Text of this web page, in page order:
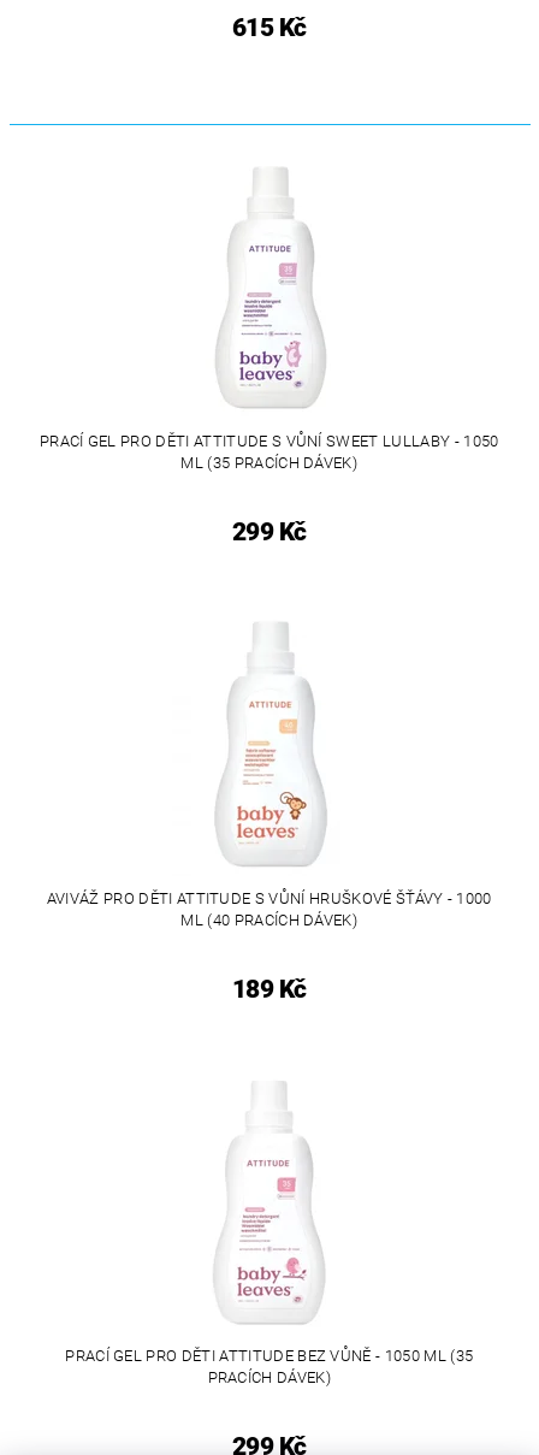
615 Kč
PRACÍ GEL PRO DĚTI ATTITUDE S VŮNÍ SWEET LULLABY - 1050
ML (35 PRACÍCH DÁVEK)
299 Kč
AVIVÁŽ PRO DĚTI ATTITUDE S VŮNÍ HRUŠKOVÉ ŠŤÁVY - 1000
ML (40 PRACÍCH DÁVEK)
189 Kč
PRACÍ GEL PRO DĚTI ATTITUDE BEZ VŮNĚ - 1050 ML (35
PRACÍCH DÁVEK)
299 Kč